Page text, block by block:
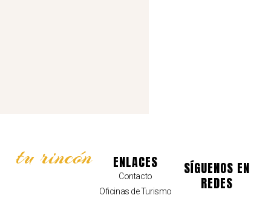
tu rincón ENLACES
Contacto
Oficinas de Turismo
SÍGUENOS EN
REDES